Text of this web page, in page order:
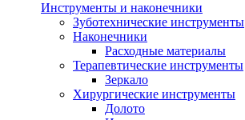
Инструменты и наконечники
Зуботехнические инструменты
Наконечники
Расходные материалы
Терапевтические инструменты
Зеркало
Хирургические инструменты
Долото